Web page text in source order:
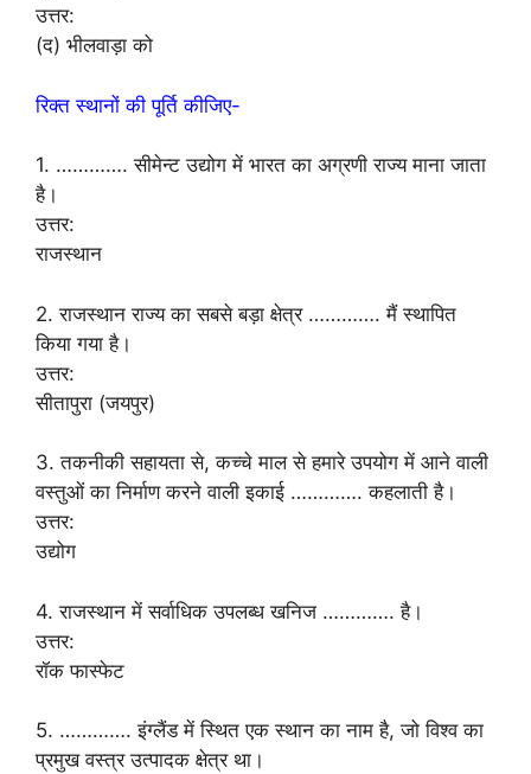
उत्तर:
(द) भीलवाड़ा को
रिक्त स्थानों की पूर्ति कीजिए-
1. …………. सीमेन्ट उद्योग में भारत का अग्रणी राज्य माना जाता
है।
उत्तर:
राजस्थान
2. राजस्थान राज्य का सबसे बड़ा क्षेत्र …………. मैं स्थापित
किया गया है।
उत्तर:
सीतापुरा (जयपुर)
3. तकनीकी सहायता से, कच्चे माल से हमारे उपयोग में आने वाली
वस्तुओं का निर्माण करने वाली इकाई …………. कहलाती है।
उत्तर:
उद्योग
4. राजस्थान में सर्वाधिक उपलब्ध खनिज …………. है।
उत्तर:
रॉक फास्फेट
5. …………. इंग्लैंड में स्थित एक स्थान का नाम है, जो विश्व का
प्रमुख वस्त्र उत्पादक क्षेत्र था।